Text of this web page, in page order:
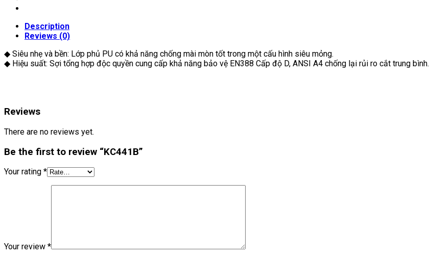
Description
Reviews (0)
◆ Siêu nhẹ và bền: Lớp phủ PU có khả năng chống mài mòn tốt trong một cấu hình siêu mỏng.
◆ Hiệu suất: Sợi tổng hợp độc quyền cung cấp khả năng bảo vệ EN388 Cấp độ D, ANSI A4 chống lại rủi ro cắt trung bình.
Reviews
There are no reviews yet.
Be the first to review “KC441B”
Your rating *
Your review *